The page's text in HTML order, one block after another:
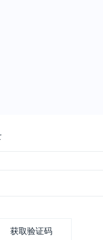
获取验证码